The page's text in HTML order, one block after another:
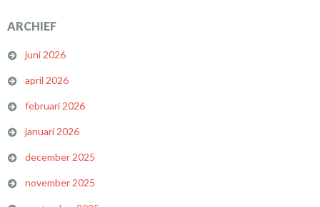
ARCHIEF
juni 2026
april 2026
februari 2026
januari 2026
december 2025
november 2025